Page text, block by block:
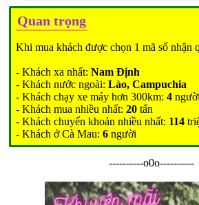
Quan trọng
Khi mua khách được chọn 1 mã số nhận
- Khách xa nhất:Nam Định
- Khách nước ngoài:Lào, Campuchia
- Khách chạy xe máy hơn 300km:4 người
- Khách mua nhiều nhất:20 tấn
- Khách chuyển khoản nhiều nhất: 114
- Khách ở Cà Mau:6 người
----------o0o----------